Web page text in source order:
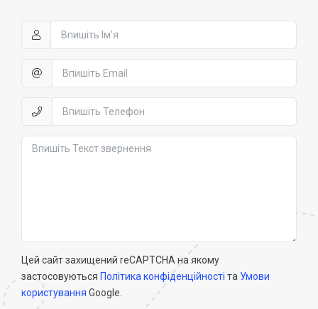
Цей сайт захищений reCAPTCHA на якому
застосовуються Політика конфіденційності та Умови
користування Google.